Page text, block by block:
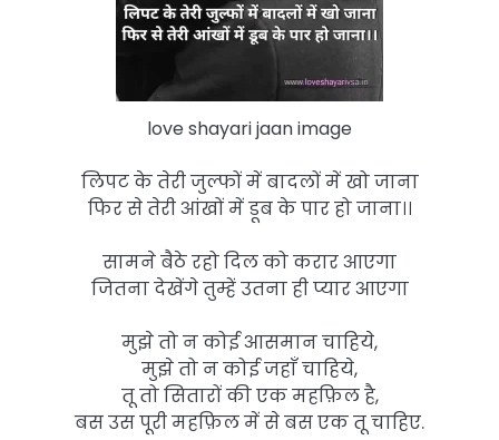
love shayari jaan image
लिपट के तेरी जुल्फों में बादलों में खो जाना
फिर से तेरी आंखों में डूब के पार हो जाना।।
सामने बैठे रहो दिल को करार आएगा
जितना देखेंगे तुम्हें उतना ही प्यार आएगा
मुझे तो न कोई आसमान चाहिये,
मुझे तो न कोई जहाँ चाहिये,
तू तो सितारों की एक महफ़िल है,
बस उस पूरी महफ़िल में से बस एक तू चाहिए.